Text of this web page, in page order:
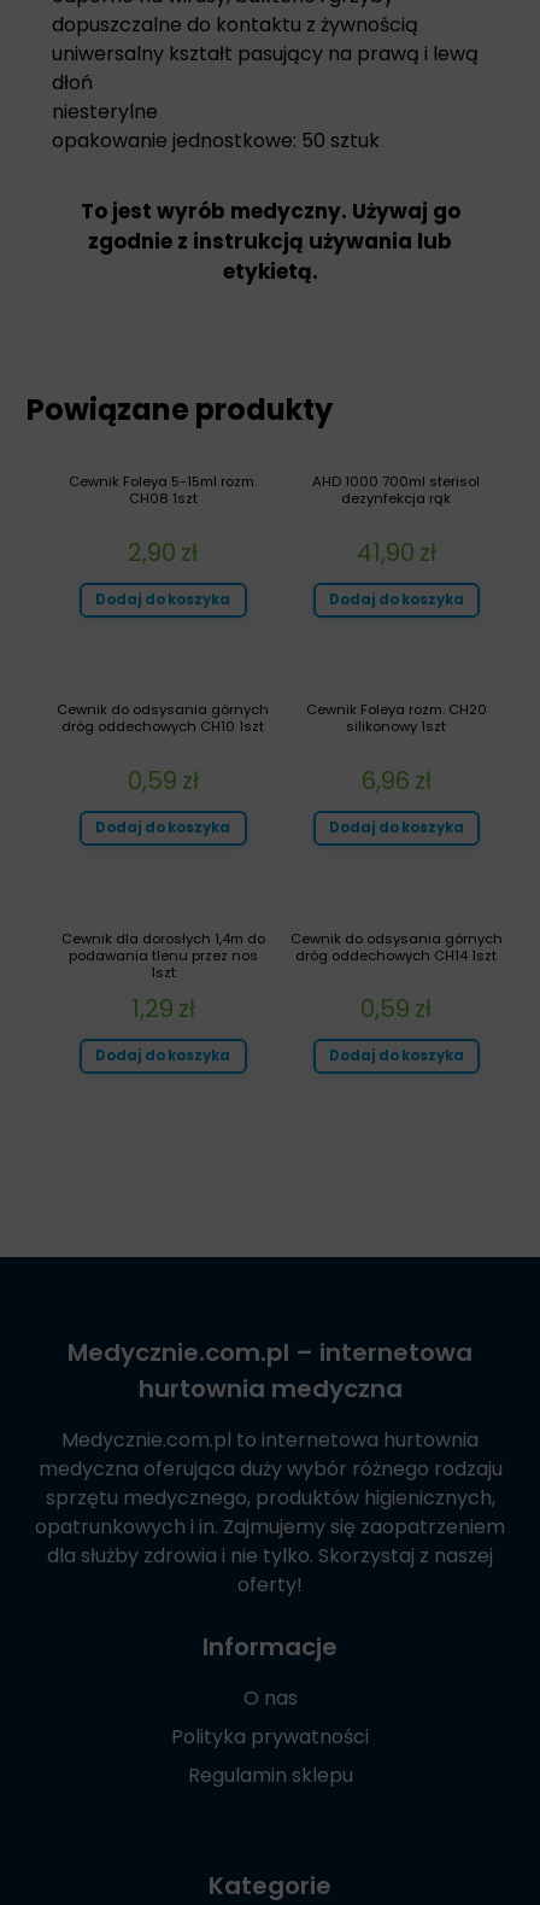
dopuszczalne do kontaktu z żywnością
uniwersalny kształt pasujący na prawą i lewą
dłoń
niesterylne
opakowanie jednostkowe: 50 sztuk
To jest wyrób medyczny. Używaj go
zgodnie z instrukcją używania lub
etykietą.
Powiązane produkty
AHD 1000 700ml sterisol
dezynfekcja rąk
41,90 zł
Dodaj do koszyka
Cewnik Foleya 5-15ml rozm.
CH08 1szt
2,90 zł
Dodaj do koszyka
Cewnik Foleya rozm. CH20
silikonowy 1szt
6,96 zł
Dodaj do koszyka
Cewnik do odsysania górnych
dróg oddechowych CH10 1szt
0,59 zł
Dodaj do koszyka
Cewnik do odsysania górnych
dróg oddechowych CH14 1szt
0,59 zł
Dodaj do koszyka
Cewnik dla dorosłych 1,4m do
podawania tlenu przez nos
1szt
1,29 zł
Dodaj do koszyka
Medycznie.com.pl – internetowa
hurtownia medyczna
Medycznie.com.pl to internetowa hurtownia
medyczna oferująca duży wybór różnego rodzaju
sprzętu medycznego, produktów higienicznych,
opatrunkowych i in. Zajmujemy się zaopatrzeniem
dla służby zdrowia i nie tylko. Skorzystaj z naszej
oferty!
Informacje
O nas
Polityka prywatności
Regulamin sklepu
Kategorie